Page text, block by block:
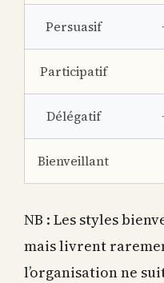
Persuasif
Participatif
Délégatif
Bienveillant
NB : Les styles
mais livrent
l’organisation ne